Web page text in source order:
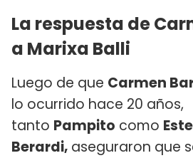
La respuesta de
a Marixa Balli
Luego de que Carmen
lo ocurrido hace 20 años,
tanto Pampito como
Berardi, aseguraron que